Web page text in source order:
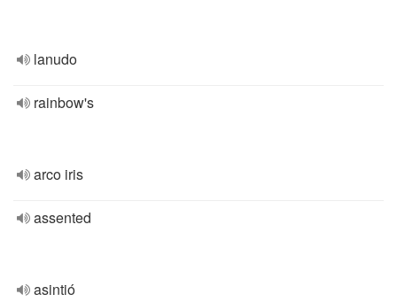
lanudo
rainbow's
arco iris
assented
asintió